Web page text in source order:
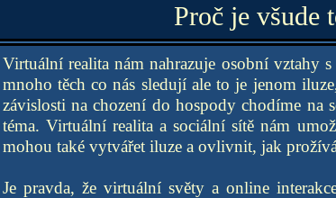
Proč je všude
Virtuální realita nám nahrazuje osobní vztahy
mnoho těch co nás sledují ale to je jenom
závislosti na chození do hospody chodíme
téma. Virtuální realita a sociální sítě nám
mohou také vytvářet iluze a ovlivnit, jak
Je pravda, že virtuální světy a online